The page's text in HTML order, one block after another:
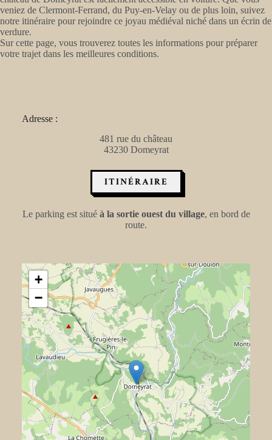
veniez de Clermont-Ferrand, du Puy-en-Velay ou de plus loin, suivez
notre itinéraire pour rejoindre ce joyau médiéval niché dans un écrin de
verdure.
Sur cette page, vous trouverez toutes les informations pour préparer
votre trajet dans les meilleures conditions.
Adresse :
481 rue du château
43230 Domeyrat
ITINÉRAIRE
Le parking est situé à la sortie ouest du village, en bord de
route.
+
−